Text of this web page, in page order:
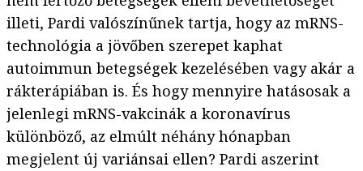
illeti, Pardi valószínűnek tartja, hogy az mRNS-
technológia a jövőben szerepet kaphat
autoimmun betegségek kezelésében vagy akár a
rákterápiában is. És hogy mennyire hatásosak a
jelenlegi mRNS-vakcinák a koronavírus
különböző, az elmúlt néhány hónapban
megjelent új variánsai ellen? Pardi aszerint